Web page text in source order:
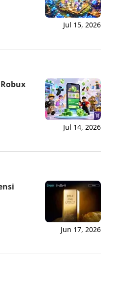
Jul 15, 2026
Jul 14, 2026
Jun 17, 2026